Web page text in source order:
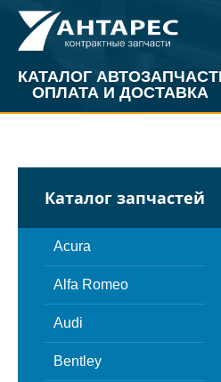
КАТАЛОГ
ОПЛАТА И ДОСТАВКА
Каталог запчастей
Acura
Alfa Romeo
Audi
Bentley